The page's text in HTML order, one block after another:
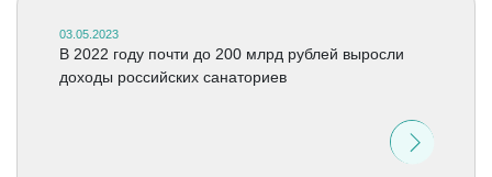
03.05.2023
В 2022 году почти до 200 млрд рублей выросли
доходы российских санаториев